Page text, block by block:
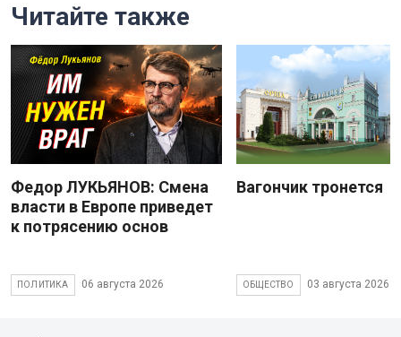
Читайте также
Федор ЛУКЬЯНОВ: Смена
власти в Европе приведет
к потрясению основ
ПОЛИТИКА 06 августа 2026
Вагончик тронется
ОБЩЕСТВО 03 августа 2026